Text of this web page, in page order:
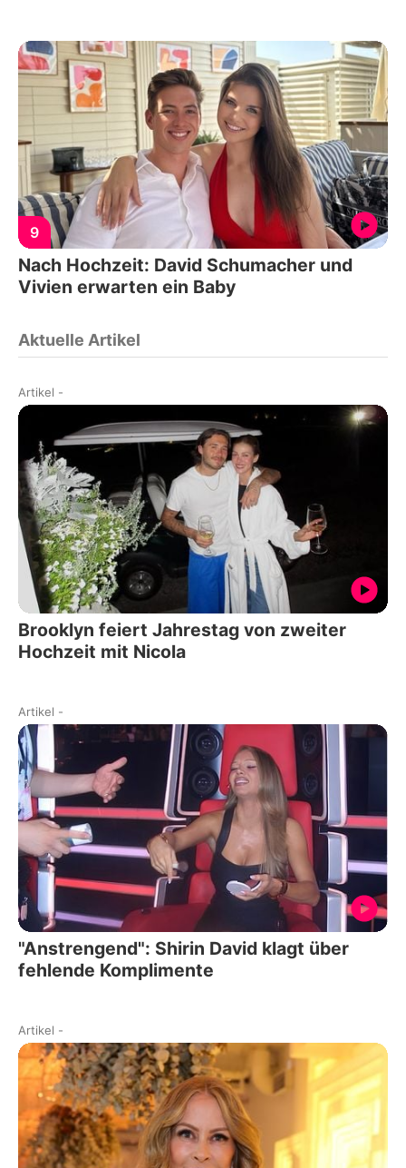
9
Nach Hochzeit: David Schumacher und
Vivien erwarten ein Baby
Aktuelle Artikel
Artikel -
Brooklyn feiert Jahrestag von zweiter
Hochzeit mit Nicola
Artikel -
"Anstrengend": Shirin David klagt über
fehlende Komplimente
Artikel -